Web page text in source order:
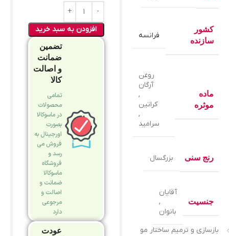
کشور
سازنده
فرانسه
ماده
موثره
روغن
آرگان
,
کراتین
,
سرامید
رنج سنی بزرگسال
جنسیت
آقایان
,
بانوان
بازسازی و ترمیم ساختار مو
افزودن به سبد خرید
تضمین
ضمانت
و اصالت
کالا
تمامی
محصولات
در ماسوکالا
بصورت
اورجینال به
فروش می
رسد و
فروشگاه
ماسوکالا
ضمانت و
اصالت و
مرجوعی
دارد
عودت